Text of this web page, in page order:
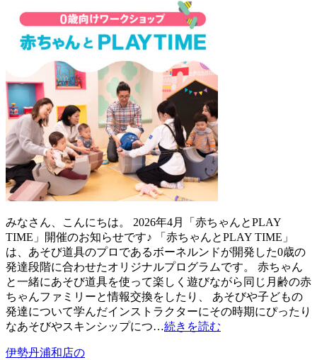
みなさん、こんにちは。 2026年4月「赤ちゃんとPLAY
TIME」開催のお知らせです♪ 「赤ちゃんとPLAY TIME」
は、あそび道具のプロであるボーネルンドが開発した0歳の
発達段階に合わせたオリジナルプログラムです。 赤ちゃん
と一緒にあそび道具を使って楽しく遊びながら同じ月齢の赤
ちゃんファミリーと情報交換をしたり、 あそびや子どもの
発達について学んだインストラクターにその時期にぴったり
なあそびやスキンシップにつ…続きを読む
伊勢丹浦和店の